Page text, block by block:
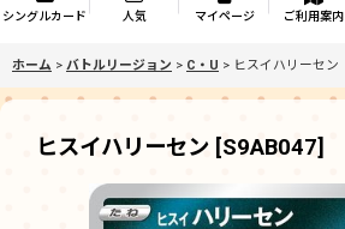
シングルカード 人気 マイページ ご利用案内
ホーム > バトルリージョン > C・U > ヒスイハリーセン
ヒスイハリーセン [S9AB047]